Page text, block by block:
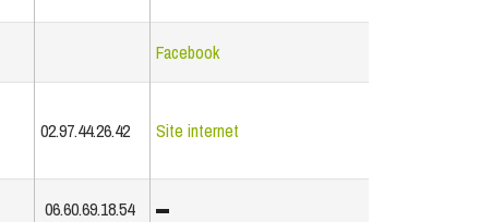
Facebook
02.97.44.26.42 Site internet
06.60.69.18.54